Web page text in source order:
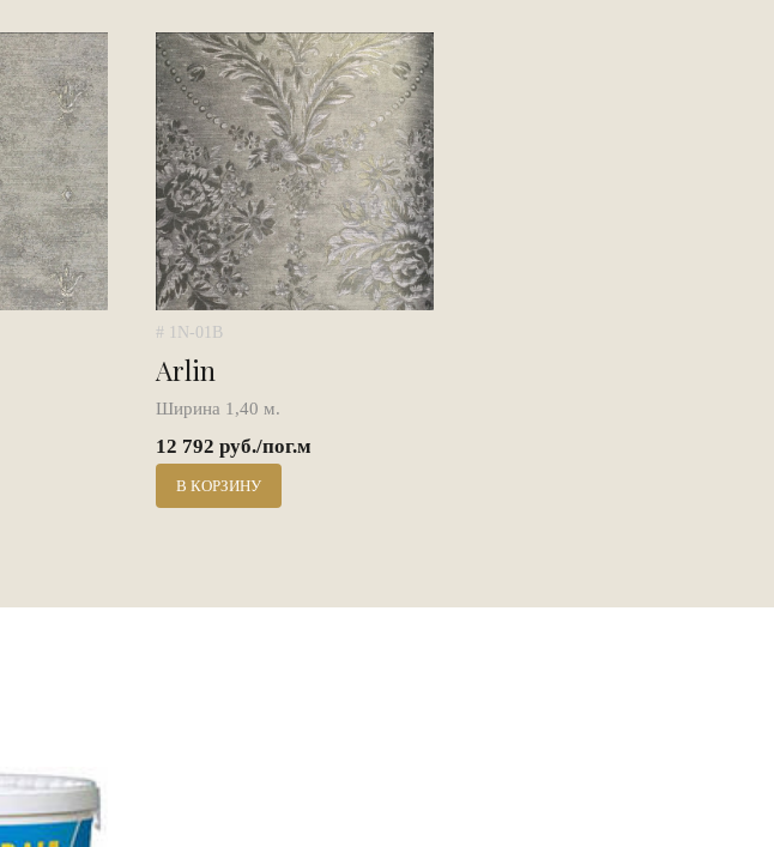
# 1N-01B
Arlin
Ширина 1,40 м.
12 792 руб./пог.м
В КОРЗИНУ